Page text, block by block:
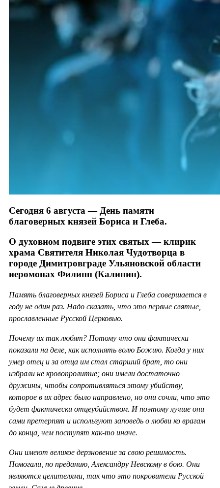
Сегодня 6 августа — День памяти
благоверных князей Бориса и Глеба.
О духовном подвиге этих святых — клирик
храма Святителя Николая Чудотворца в
городе Димитровграде Ульяновской области
иеромонах Филипп (Калинин).
Память благоверных князей Бориса и Глеба совершается в
году не один раз. Надо сказать, что это первые святые,
прославленные Русской Церковью.
Почему их так любят? Потому что они фактически
показали на деле, как исполнять волю Божию. Когда у них
умер отец и за отца им стал старший брат, то они
избрали не кровопролитие; они имели достаточно
дружины, чтобы сопротивляться этому убийству,
которое в их адрес было направлено, но они сочли, что это
будет фактически отцеубийством. И поэтому лучше они
сами претерпят и используют заповедь о любви ко врагам
до конца, чем поступят как-то иначе.
Они имеют великое дерзновение за свою решимость.
Помогали, по преданию, Александру Невскому в бою. Они
являются целителями, так что это покровители Русской